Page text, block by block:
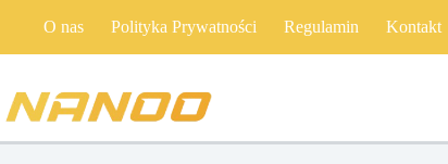
O nas Polityka Prywatności Regulamin Kontakt